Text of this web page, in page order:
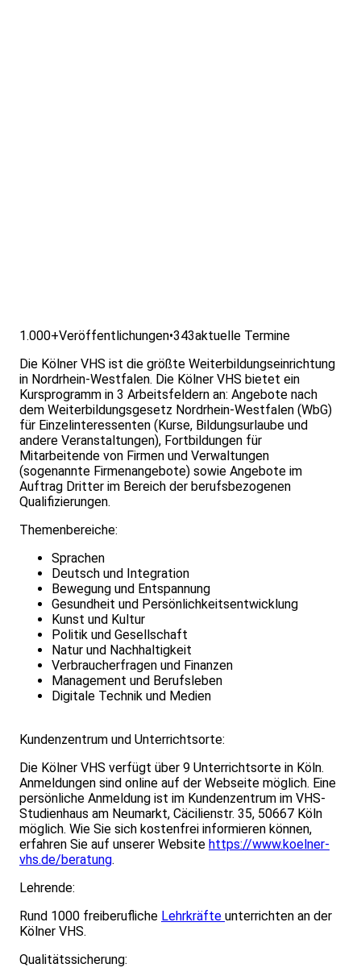
1.000+Veröffentlichungen•343aktuelle Termine
Die Kölner VHS ist die größte Weiterbildungseinrichtung
in Nordrhein-Westfalen. Die Kölner VHS bietet ein
Kursprogramm in 3 Arbeitsfeldern an: Angebote nach
dem Weiterbildungsgesetz Nordrhein-Westfalen (WbG)
für Einzelinteressenten (Kurse, Bildungsurlaube und
andere Veranstaltungen), Fortbildungen für
Mitarbeitende von Firmen und Verwaltungen
(sogenannte Firmenangebote) sowie Angebote im
Auftrag Dritter im Bereich der berufsbezogenen
Qualifizierungen.
Themenbereiche:
Sprachen
Deutsch und Integration
Bewegung und Entspannung
Gesundheit und Persönlichkeitsentwicklung
Kunst und Kultur
Politik und Gesellschaft
Natur und Nachhaltigkeit
Verbraucherfragen und Finanzen
Management und Berufsleben
Digitale Technik und Medien
Kundenzentrum und Unterrichtsorte:
Die Kölner VHS verfügt über 9 Unterrichtsorte in Köln.
Anmeldungen sind online auf der Webseite möglich. Eine
persönliche Anmeldung ist im Kundenzentrum im VHS-
Studienhaus am Neumarkt, Cäcilienstr. 35, 50667 Köln
möglich. Wie Sie sich kostenfrei informieren können,
erfahren Sie auf unserer Website https://www.koelner-
vhs.de/beratung.
Lehrende:
Rund 1000 freiberufliche Lehrkräfte unterrichten an der
Kölner VHS.
Qualitätssicherung: